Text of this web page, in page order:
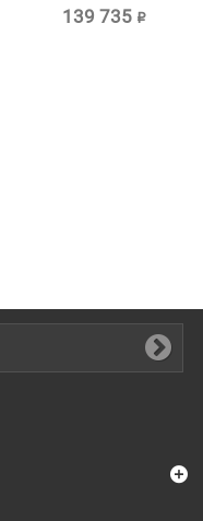
Хрустальная...
139 735 ₽